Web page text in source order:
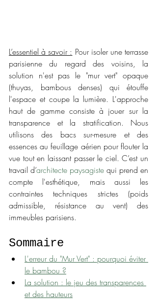
L’essentiel à savoir : Pour isoler une terrasse
parisienne du regard des voisins, la
solution n'est pas le "mur vert" opaque
(thuyas, bambous denses) qui étouffe
l'espace et coupe la lumière. L'approche
haut de gamme consiste à jouer sur la
transparence et la stratification. Nous
utilisons des bacs sur-mesure et des
essences au feuillage aérien pour flouter la
vue tout en laissant passer le ciel. C’est un
travail d’architecte paysagiste qui prend en
compte l'esthétique, mais aussi les
contraintes techniques strictes (poids
admissible, résistance au vent) des
immeubles parisiens.
Sommaire
L'erreur du "Mur Vert" : pourquoi éviter
le bambou ?
La solution : le jeu des transparences
et des hauteurs